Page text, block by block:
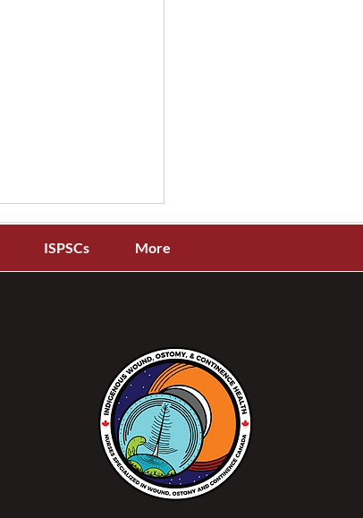
à Montréal pendant
nationale
ISPSCs More